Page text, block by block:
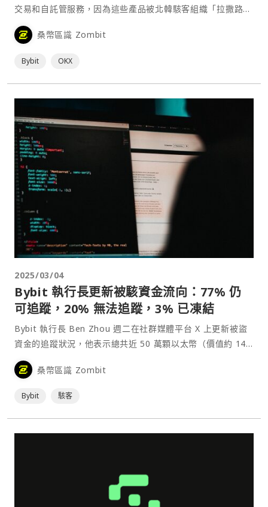
交易和自託管服務，因為這些產品被北韓駭客組織「拉撒路集
團」（Lazarus Group）用來清洗其在 2 月⋯
桑幣區識 Zombit
Bybit OKX
2025/03/04
Bybit 執行長更新被駭資金流向：77% 仍
可追蹤，20% 無法追蹤，3% 已凍結
Bybit 執行長 Ben Zhou 週二在社群媒體平台 X 上更新被盜
資金的追蹤狀況，他表示總共近 50 萬顆以太幣（價值約 14
億美元）被駭客盜取，其中 77% 目前可被追蹤，20% 已經
「消失」，3% 已凍結。⋯
桑幣區識 Zombit
Bybit 駭客